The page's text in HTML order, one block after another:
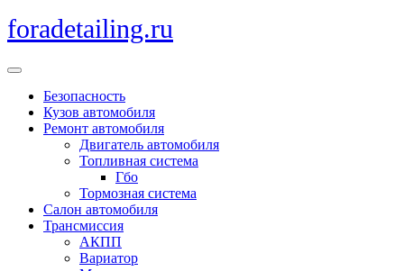
Перейти
к
foradetailing.ru
Кнопка
ОткрытьБезопасность
Кузов автомобиля
Ремонт автомобиля
Двигатель автомобиля
Топливная система
Гбо
Тормозная система
Салон автомобиля
Трансмиссия
АКПП
Вариатор